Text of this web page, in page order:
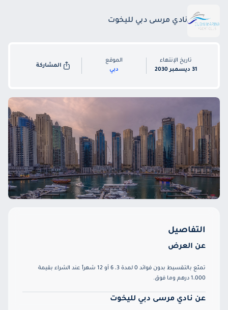
نادي مرسى دبي لليخوت
تاريخ الإنتهاء
31 ديسمبر 2030
الموقع
دبي
المشاركة
التفاصيل
عن العرض
تمتّع بالتقسيط بدون فوائد 0 لمدة 3، 6 أو 12 شهراً عند الشراء بقيمة
1،000 درهم وما فوق.
عن نادي مرسى دبي لليخوت